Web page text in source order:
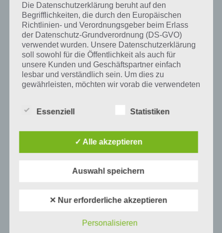
Auf WhatsApp teilen Teilen auf Facebook
Tweet auf Twitter
Mehr Artikel hier auf Touchportal
Die Datenschutzerklärung beruht auf den
Begrifflichkeiten, die durch den Europäischen
Richtlinien- und Verordnungsgeber beim Erlass
der Datenschutz-Grundverordnung (DS-GVO)
verwendet wurden. Unsere Datenschutzerklärung
soll sowohl für die Öffentlichkeit als auch für
unsere Kunden und Geschäftspartner einfach
lesbar und verständlich sein. Um dies zu
gewährleisten, möchten wir vorab die verwendeten
Wir verwenden in dieser Datenschutzerklärung
oder identifizierbare natürliche Person (im
Als identifizierbar wird eine natürliche
Essenziell Statistiken
✓ Alle akzeptieren
Auswahl speichern
✕ Nur erforderliche akzeptieren
Personalisieren